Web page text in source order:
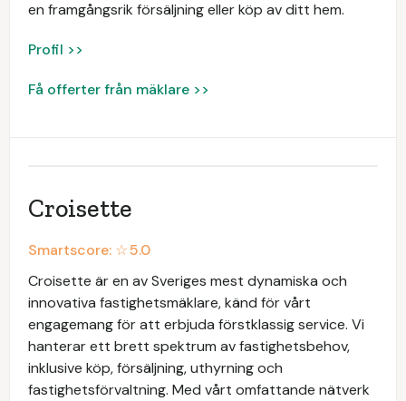
en framgångsrik försäljning eller köp av ditt hem.
Profil >>
Få offerter från mäklare >>
Croisette
Smartscore: ☆5.0
Croisette är en av Sveriges mest dynamiska och
innovativa fastighetsmäklare, känd för vårt
engagemang för att erbjuda förstklassig service. Vi
hanterar ett brett spektrum av fastighetsbehov,
inklusive köp, försäljning, uthyrning och
fastighetsförvaltning. Med vårt omfattande nätverk